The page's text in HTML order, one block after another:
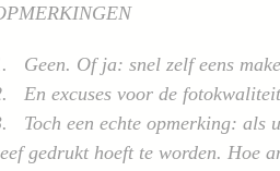
Geen. Of ja: snel zelf eens
En excuses voor de
Toch een echte opmerking: als
gedrukt hoeft te worden. Hoe